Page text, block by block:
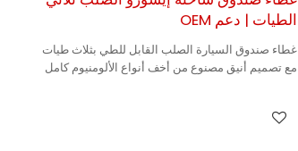
الطيات | دعم OEM
غطاء صندوق السيارة الصلب القابل للطي بثلاث طيات
مع تصميم أنيق مصنوع من أخف أنواع الألومنيوم كامل